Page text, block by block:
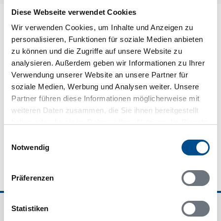
Diese Webseite verwendet Cookies
Wir verwenden Cookies, um Inhalte und Anzeigen zu
personalisieren, Funktionen für soziale Medien anbieten
zu können und die Zugriffe auf unsere Website zu
analysieren. Außerdem geben wir Informationen zu Ihrer
Verwendung unserer Website an unsere Partner für
soziale Medien, Werbung und Analysen weiter. Unsere
Partner führen diese Informationen möglicherweise mit
weiteren Daten zusammen, die Sie ihnen bereitgestellt
Notwendig
Präferenzen
Statistiken
Wir sind für Sie da - 7 Tage die Woche
Ferienhausvermittlung Kröger+Rehn GmbH